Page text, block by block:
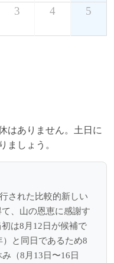
3 4 5
はありません。土日に
ましょう。
された比較的新しい
、山の恩恵に感謝す
は8月12日が候補で
と同日であるため8
（8月13日〜16日